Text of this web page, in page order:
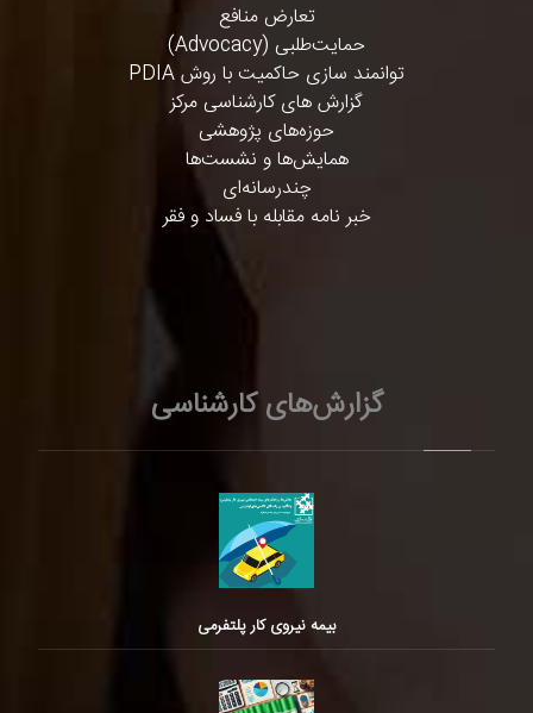
تعارض منافع
حمایت‌طلبی (Advocacy)
توانمند سازی حاکمیت با روش PDIA
گزارش های کارشناسی مرکز
حوزه‌های پژوهشی
همایش‌ها و نشست‌ها
چندرسانه‌ای
خبر نامه مقابله با فساد و فقر
گزارش‌های کارشناسی
بیمه نیروی کار پلتفرمی